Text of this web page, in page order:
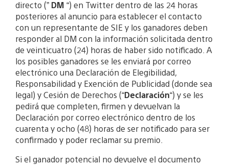
directo (” DM “) en Twitter dentro de las 24 horas
posteriores al anuncio para establecer el contacto
con un representante de SIE y los ganadores deben
responder al DM con la información solicitada dentro
de veinticuatro (24) horas de haber sido notificado. A
los posibles ganadores se les enviará por correo
electrónico una Declaración de Elegibilidad,
Responsabilidad y Exención de Publicidad (donde sea
legal) y Cesión de Derechos (“Declaración“) y se les
pedirá que completen, firmen y devuelvan la
Declaración por correo electrónico dentro de los
cuarenta y ocho (48) horas de ser notificado para ser
confirmado y poder reclamar su premio.
Si el ganador potencial no devuelve el documento